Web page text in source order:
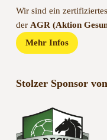
Wir sind ein
der
AGR (Aktion
Mehr Infos
Stolzer Sponsor